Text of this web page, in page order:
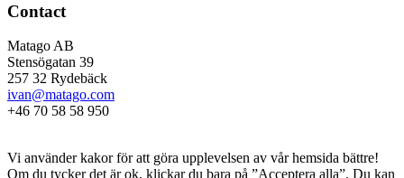
Contact
Matago AB
Stensögatan 39
257 32 Rydebäck
ivan@matago.com
+46 70 58 58 950
Vi använder kakor för att göra upplevelsen av vår hemsida bättre!
Om du tycker det är ok, klickar du bara på ”Acceptera alla”. Du kan